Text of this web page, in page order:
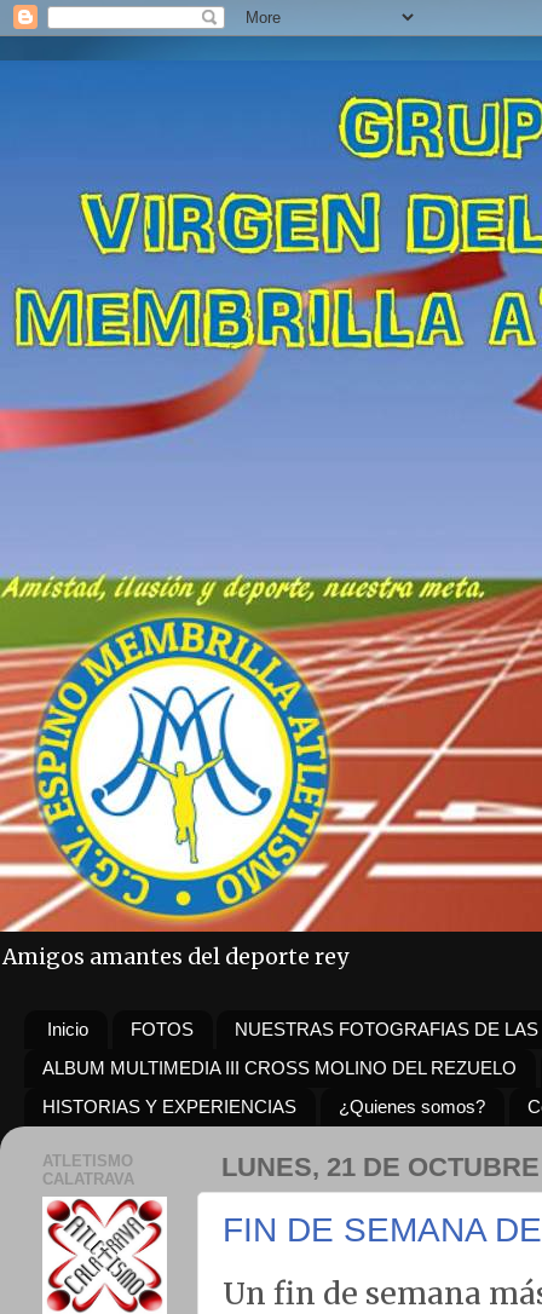
Amigos amantes del deporte rey
Inicio FOTOS
NUESTRAS FOTOGRAFIAS DE
ALBUM MULTIMEDIA III CROSS MOLINO DEL REZUELO
HISTORIAS Y EXPERIENCIAS
¿Quienes somos?
LUNES, 21 DE
FIN DE SEMANA
Un fin de semana
ATLETISMO
CALATRAVA